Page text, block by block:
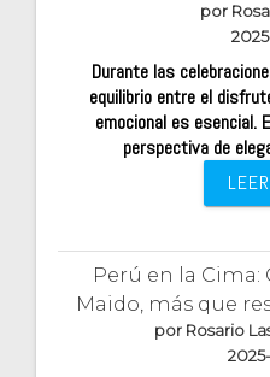
por
Durante las
equilibrio entre el
emocional es esencial.
perspectiva de
Perú en la Cima:
Maido, más que
por Rosario